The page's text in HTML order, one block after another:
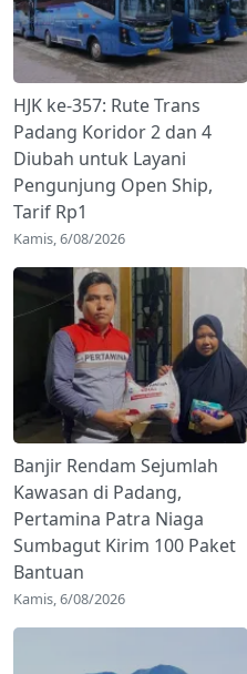
HJK ke-357: Rute Trans
Padang Koridor 2 dan 4
Diubah untuk Layani
Pengunjung Open Ship,
Tarif Rp1
Kamis, 6/08/2026
Banjir Rendam Sejumlah
Kawasan di Padang,
Pertamina Patra Niaga
Sumbagut Kirim 100 Paket
Bantuan
Kamis, 6/08/2026